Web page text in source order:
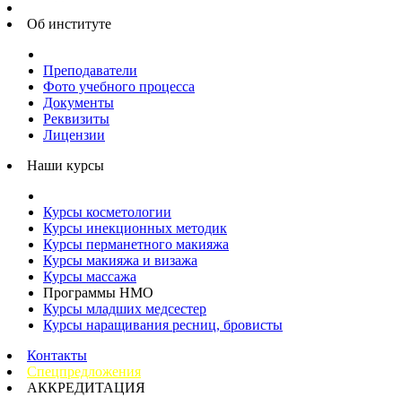
Об институте
Преподаватели
Фото учебного процесса
Документы
Реквизиты
Лицензии
Наши курсы
Курсы косметологии
Курсы инекционных методик
Курсы перманетного макияжа
Курсы макияжа и визажа
Курсы массажа
Программы НМО
Курсы младших медсестер
Курсы наращивания ресниц, бровисты
Контакты
Спецпредложения
АККРЕДИТАЦИЯ